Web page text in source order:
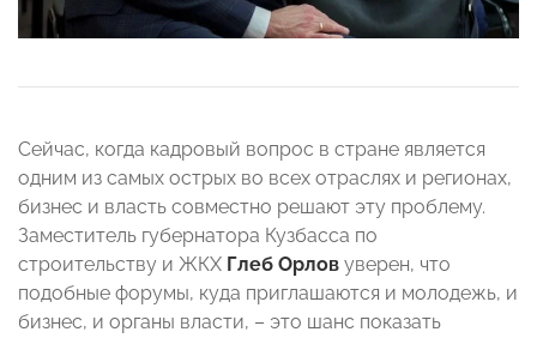
Сейчас, когда кадровый вопрос в стране является
одним из самых острых во всех отраслях и регионах,
бизнес и власть совместно решают эту проблему.
Заместитель губернатора Кузбасса по
строительству и ЖКХ Глеб Орлов уверен, что
подобные форумы, куда приглашаются и молодежь, и
бизнес, и органы власти, – это шанс показать